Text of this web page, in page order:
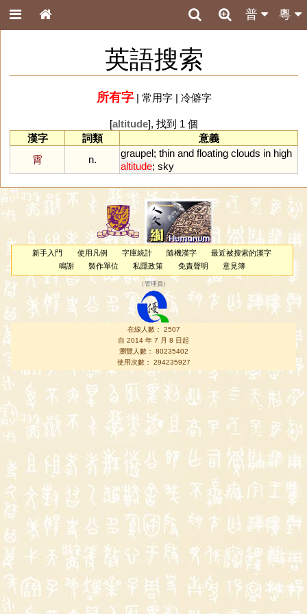
粵
普
英語搜索
所有字| 常用字| 冷僻字
[altitude], 找到 1 個
漢字
詞類
意義
霄
n.
graupel; thin and floating clouds in high
altitude; sky
新手入門 使用凡例 字庫統計 隨機漢字
最近被搜索的漢字
鳴謝
製作單位 私隱政策 免責聲明 意見簿
（管理員 ）
在線人數： 2507
自 2014 年 7 月 8 日起
瀏覽人數： 80235402
使用次數： 294235927